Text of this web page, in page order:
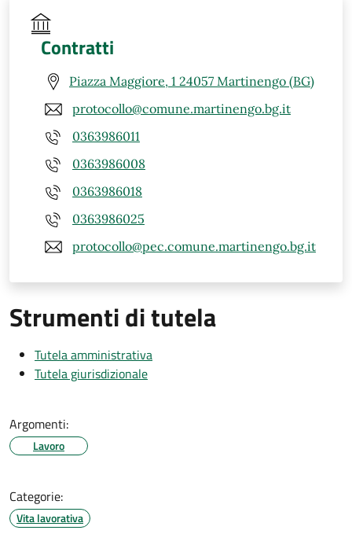
Contratti
Piazza Maggiore, 1 24057 Martinengo (BG)
protocollo@comune.martinengo.bg.it
0363986011
0363986008
0363986018
0363986025
protocollo@pec.comune.martinengo.bg.it
Strumenti di tutela
Tutela amministrativa
Tutela giurisdizionale
Argomenti:
Lavoro
Categorie:
Vita lavorativa